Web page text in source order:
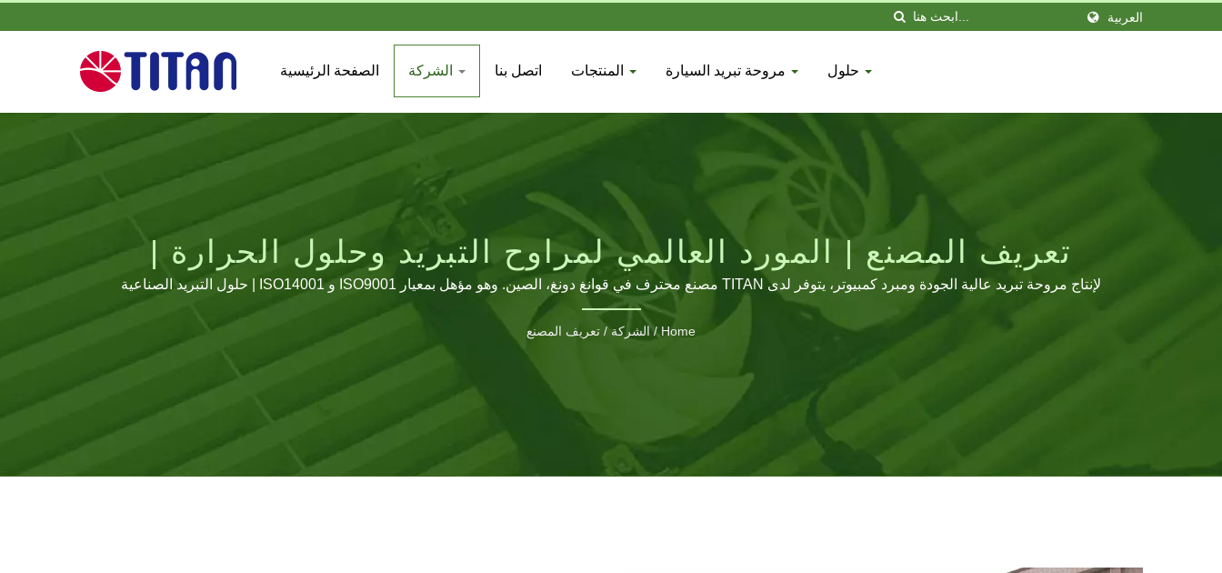
العربية
الصفحة الرئيسية اتصل بنا
تعريف المصنع | المورد العالمي لمراوح التبريد وحلول الحرارة |
TITAN التصنيع
لإنتاج مروحة تبريد عالية الجودة ومبرد كمبيوتر، يتوفر لدى TITAN مصنع محترف في قوانغ دونغ، الصين. وهو مؤهل بمعيار ISO9001 و ISO14001 | حلول التبريد الصناعية
للإلكترونيات
Home
/ الشركة / تعريف المصنع